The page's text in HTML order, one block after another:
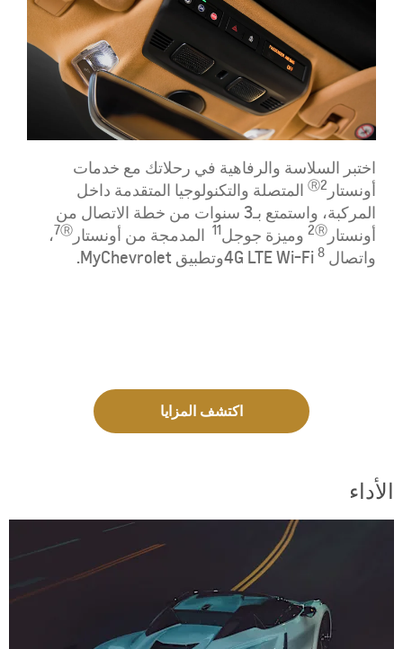
اختبر السلاسة والرفاهية في رحلاتك مع خدمات
أونستار Ⓡ2 المتصلة والتكنولوجيا المتقدمة داخل
المركبة، واستمتع بـ3 سنوات من خطة الاتصال من
أونستار
2Ⓡ وميزة جوجل11 المدمجة من أونستار 7Ⓡ ،
واتصال 8
اكتشف المزايا
الأداء